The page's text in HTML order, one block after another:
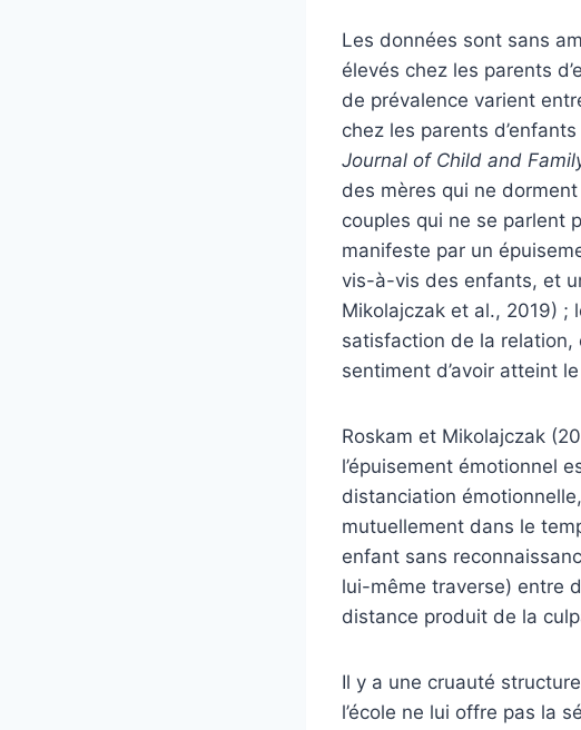
Les données sont sans
élevés chez les parents
de prévalence varient
chez les parents
Journal of Child and
des mères qui ne
couples qui ne se parlent
manifeste par un
vis-à-vis des enfants, et
Mikolajczak et al., 2019) ;
satisfaction de la
sentiment d’avoir atteint
Roskam et Mikolajczak
l’épuisement émotionnel
distanciation
mutuellement dans le
enfant sans
lui-même traverse) entre
distance produit de la
Il y a une cruauté
l’école ne lui offre pas la